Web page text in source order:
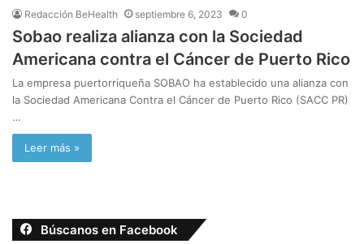
Redacción BeHealth septiembre 6, 2023 0
Sobao realiza alianza con la Sociedad
Americana contra el Cáncer de Puerto Rico
La empresa puertorriqueña SOBAO ha establecido una alianza con
la Sociedad Americana Contra el Cáncer de Puerto Rico (SACC PR)
…
Leer más »
Búscanos en Facebook